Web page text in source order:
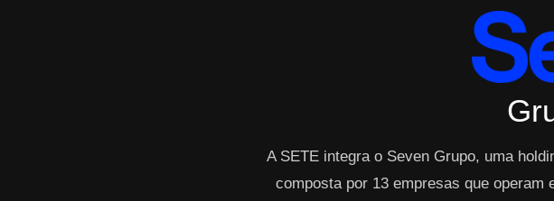
A SETE integra o Seven Grupo, uma
composta por 13 empresas que